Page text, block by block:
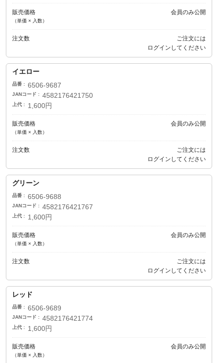
販売価格
（単価 × 入数）
会員のみ公開
注文数
ご注文には
ログイン してください
イエロー
品番 6506-9687
JANコード 4582176421750
上代 1,600円
販売価格
（単価 × 入数）
会員のみ公開
注文数
ご注文には
ログイン してください
グリーン
品番 6506-9688
JANコード 4582176421767
上代 1,600円
販売価格
（単価 × 入数）
会員のみ公開
注文数
ご注文には
ログイン してください
レッド
品番 6506-9689
JANコード 4582176421774
上代 1,600円
販売価格
（単価 × 入数）
会員のみ公開